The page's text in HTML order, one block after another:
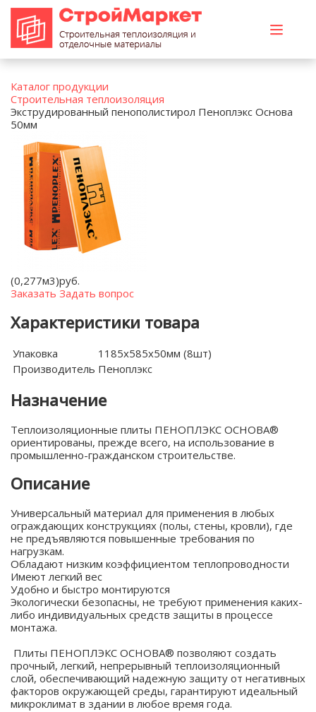
Каталог продукции
Строительная теплоизоляция
Экструдированный пенополистирол Пеноплэкс Основа
50мм
(0,277м3)руб.
Заказать Задать вопрос
Характеристики товара
Упаковка
1185х585х50мм (8шт)
Производитель Пеноплэкс
Назначение
Теплоизоляционные плиты ПЕНОПЛЭКС ОСНОВА®
ориентированы, прежде всего, на использование в
промышленно-гражданском строительстве.
Описание
Универсальный материал для применения в любых
ограждающих конструкциях (полы, стены, кровли), где
не предъявляются повышенные требования по
нагрузкам.
Обладают низким коэффициентом теплопроводности
Имеют легкий вес
Удобно и быстро монтируются
Экологически безопасны, не требуют применения каких-
либо индивидуальных средств защиты в процессе
монтажа.
Плиты ПЕНОПЛЭКС ОСНОВА® позволяют создать
прочный, легкий, непрерывный теплоизоляционный
слой, обеспечивающий надежную защиту от негативных
факторов окружающей среды, гарантируют идеальный
микроклимат в здании в любое время года.